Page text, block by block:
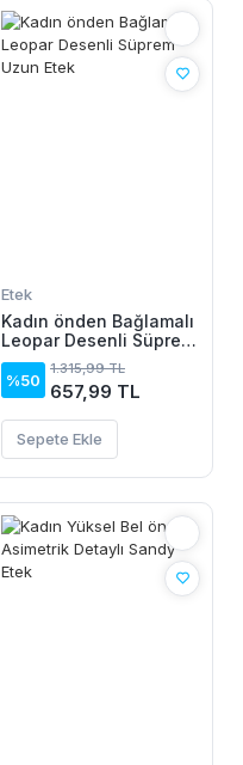
Etek
Kadın önden Bağlamalı
Leopar Desenli Süprem
Uzun Etek
%50
1.315,99 TL
657,99 TL
Sepete Ekle